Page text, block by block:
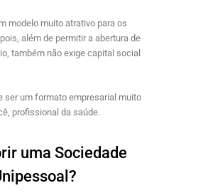
modelo muito atrativo para os
além de permitir a abertura de
também não exige capital social
ser um formato empresarial muito
profissional da saúde.
uma Sociedade